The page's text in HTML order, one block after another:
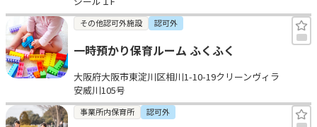
その他認可外施設 認可外
一時預かり保育ルーム ふくふく
大阪府大阪市東淀川区相川1-10-19クリーンヴィラ
安威川105号
事業所内保育所 認可外